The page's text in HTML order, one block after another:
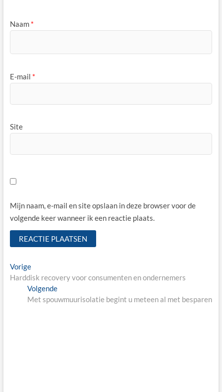
Naam *
E-mail *
Site
Mijn naam, e-mail en site opslaan in deze browser voor de
volgende keer wanneer ik een reactie plaats.
Bericht
navigatie
VorigeVorige
bericht:
Harddisk recovery voor consumenten en ondernemers
VolgendeVolgende
bericht:
Met spouwmuurisolatie begint u meteen al met besparen